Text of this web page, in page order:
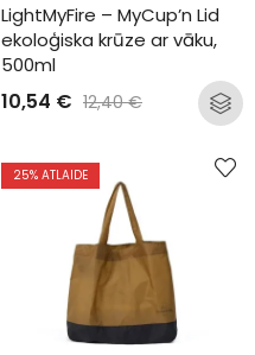
LightMyFire – MyCup’n Lid
ekoloģiska krūze ar vāku,
500ml
10,54 € 12,40€
25% ATLAIDE